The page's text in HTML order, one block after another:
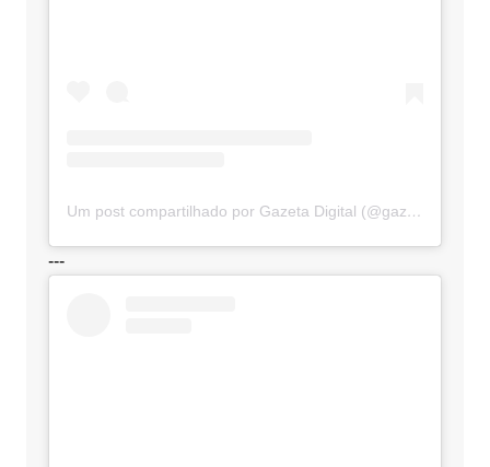
Um post compartilhado por Gazeta Digital (@gazetadigital)
---